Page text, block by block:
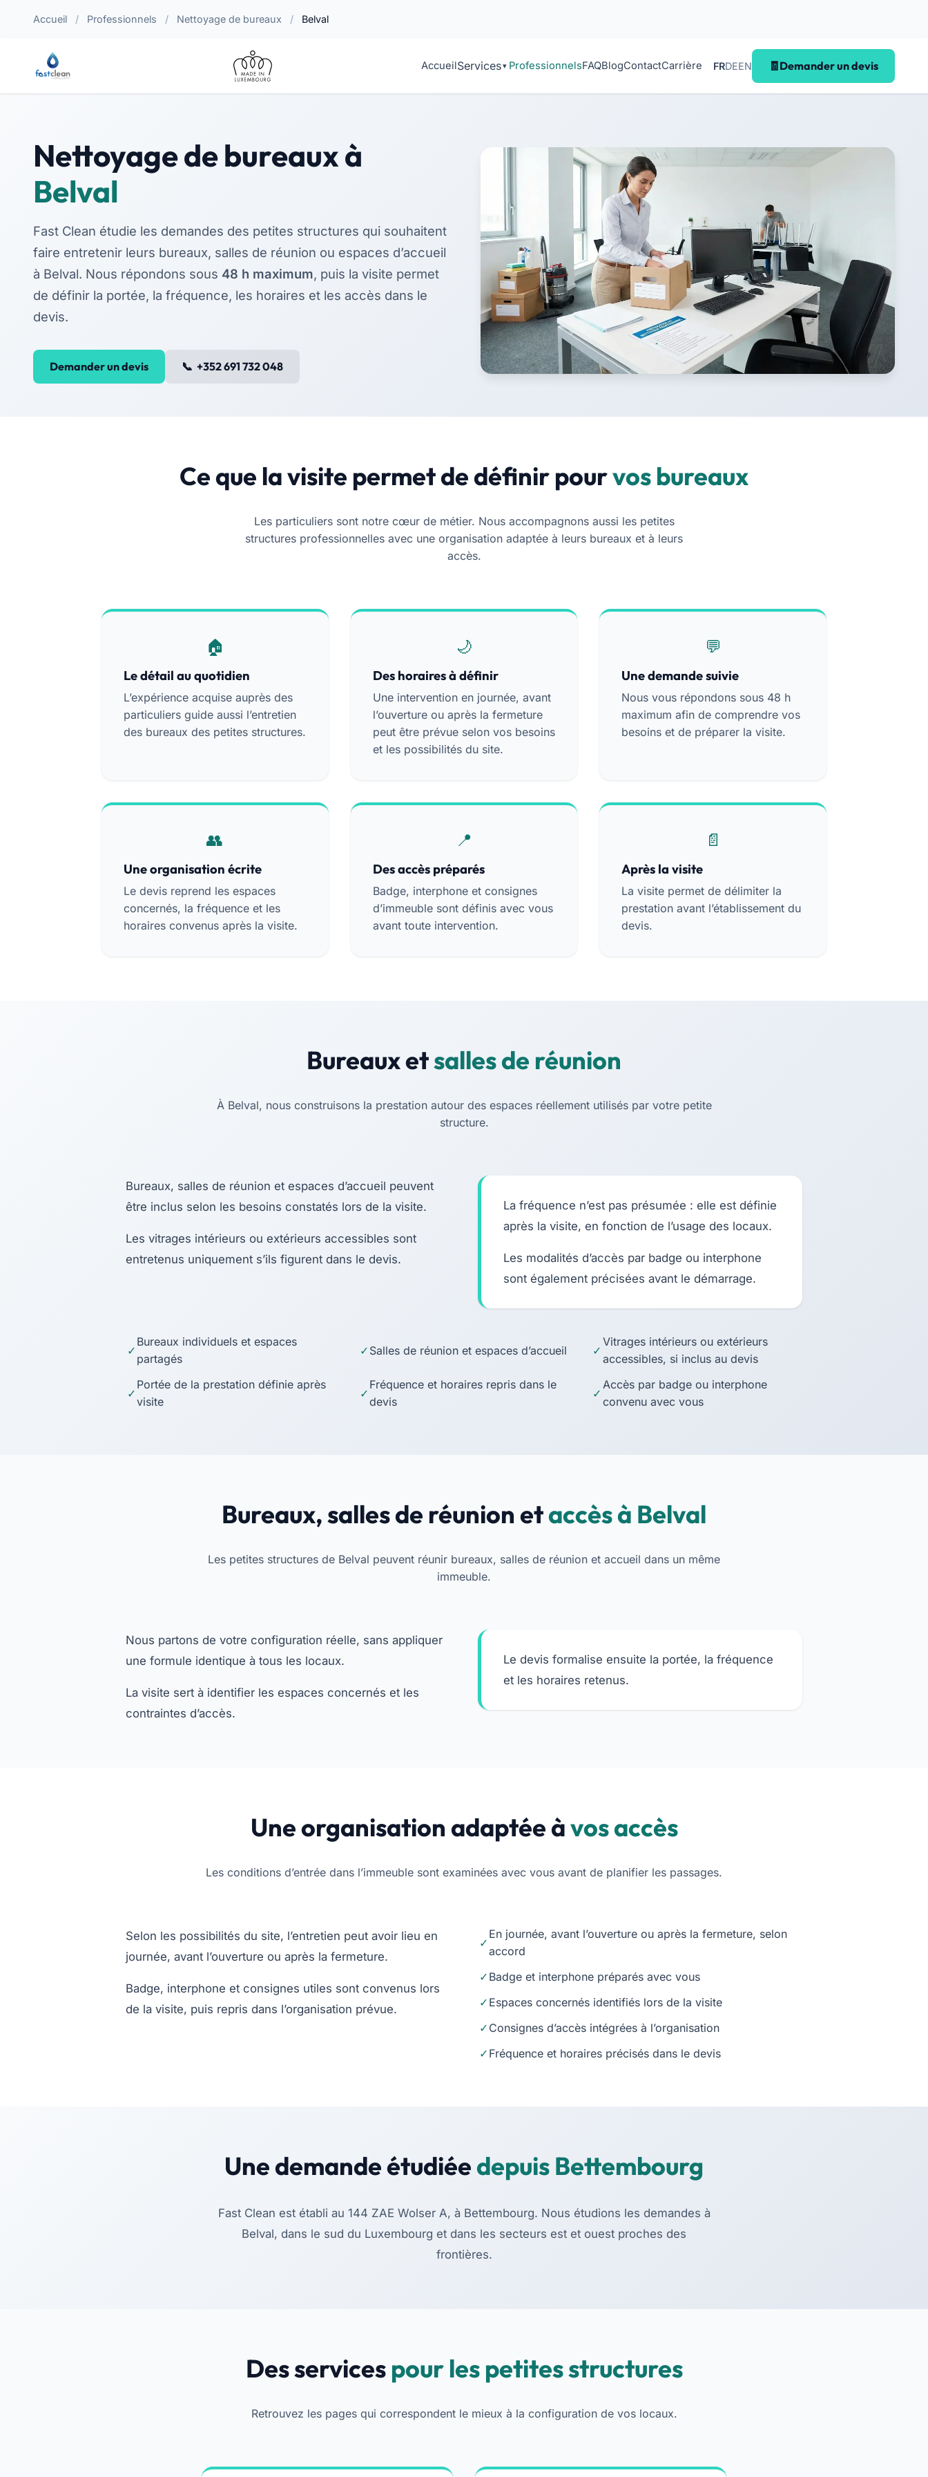
Accueil / Professionnels / Nettoyage de bureaux / Belval
AccueilServices ProfessionnelsFAQBlogContactCarrière FRDEEN Demander un devis
Nettoyage de bureaux à
Belval
Fast Clean étudie les demandes des petites structures qui souhaitent
faire entretenir leurs bureaux, salles de réunion ou espaces d’accueil
à Belval. Nous répondons sous 48 h maximum, puis la visite permet
de définir la portée, la fréquence, les horaires et les accès dans le
devis.
Demander un devis +352 691 732 048
Ce que la visite permet de définir pourvos bureaux
Les particuliers sont notre cœur de métier. Nous accompagnons aussi les petites
structures professionnelles avec une organisation adaptée à leurs bureaux et à leurs
accès.
Le détail au quotidien
L’expérience acquise auprès des
particuliers guide aussi l’entretien
des bureaux des petites structures.
Des horaires à définir
Une intervention en journée, avant
l’ouverture ou après la fermeture
peut être prévue selon vos besoins
et les possibilités du site.
Une demande suivie
Nous vous répondons sous 48 h
maximum afin de comprendre vos
besoins et de préparer la visite.
Une organisation écrite
Le devis reprend les espaces
concernés, la fréquence et les
horaires convenus après la visite.
Des accès préparés
Badge, interphone et consignes
d’immeuble sont définis avec vous
avant toute intervention.
Après la visite
La visite permet de délimiter la
prestation avant l’établissement du
devis.
Bureaux etsalles de réunion
À Belval, nous construisons la prestation autour des espaces réellement utilisés par votre petite
structure.
Bureaux, salles de réunion et espaces d’accueil peuvent
être inclus selon les besoins constatés lors de la visite.
Les vitrages intérieurs ou extérieurs accessibles sont
entretenus uniquement s’ils figurent dans le devis.
La fréquence n’est pas présumée : elle est définie
après la visite, en fonction de l’usage des locaux.
Les modalités d’accès par badge ou interphone
sont également précisées avant le démarrage.
Bureaux individuels et espaces
partagés
Salles de réunion et espaces d’accueil
Vitrages intérieurs ou extérieurs
accessibles, si inclus au devis
Portée de la prestation définie après
visite
Fréquence et horaires repris dans le
devis
Accès par badge ou interphone
convenu avec vous
Bureaux, salles de réunion etaccès à Belval
Les petites structures de Belval peuvent réunir bureaux, salles de réunion et accueil dans un même
immeuble.
Nous partons de votre configuration réelle, sans appliquer
une formule identique à tous les locaux.
La visite sert à identifier les espaces concernés et les
contraintes d’accès.
Le devis formalise ensuite la portée, la fréquence
et les horaires retenus.
Une organisation adaptée àvos accès
Les conditions d’entrée dans l’immeuble sont examinées avec vous avant de planifier les passages.
Selon les possibilités du site, l’entretien peut avoir lieu en
journée, avant l’ouverture ou après la fermeture.
Badge, interphone et consignes utiles sont convenus lors
de la visite, puis repris dans l’organisation prévue.
En journée, avant l’ouverture ou après la fermeture, selon
accord
Badge et interphone préparés avec vous
Espaces concernés identifiés lors de la visite
Consignes d’accès intégrées à l’organisation
Fréquence et horaires précisés dans le devis
Une demande étudiéedepuis Bettembourg
Fast Clean est établi au 144 ZAE Wolser A, à Bettembourg. Nous étudions les demandes à
Belval, dans le sud du Luxembourg et dans les secteurs est et ouest proches des
frontières.
Des services pour les petites structures
Retrouvez les pages qui correspondent le mieux à la configuration de vos locaux.